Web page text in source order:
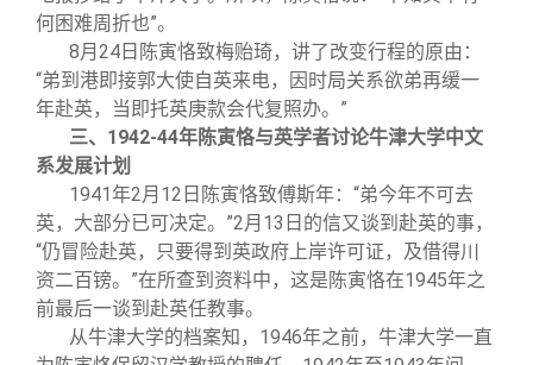
何困难周折也”。
8月24日陈寅恪致梅贻琦，讲了改变行程的原由：
“弟到港即接郭大使自英来电，因时局关系欲弟再缓一
年赴英，当即托英庚款会代复照办。”
三、1942-44年陈寅恪与英学者讨论牛津大学中文
系发展计划
1941年2月12日陈寅恪致傅斯年：“弟今年不可去
英，大部分已可决定。”2月13日的信又谈到赴英的事，
“仍冒险赴英，只要得到英政府上岸许可证，及借得川
资二百镑。”在所查到资料中，这是陈寅恪在1945年之
前最后一谈到赴英任教事。
从牛津大学的档案知，1946年之前，牛津大学一直